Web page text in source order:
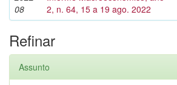
08
2, n. 64, 15 a 19 ago. 2022
Refinar
Assunto